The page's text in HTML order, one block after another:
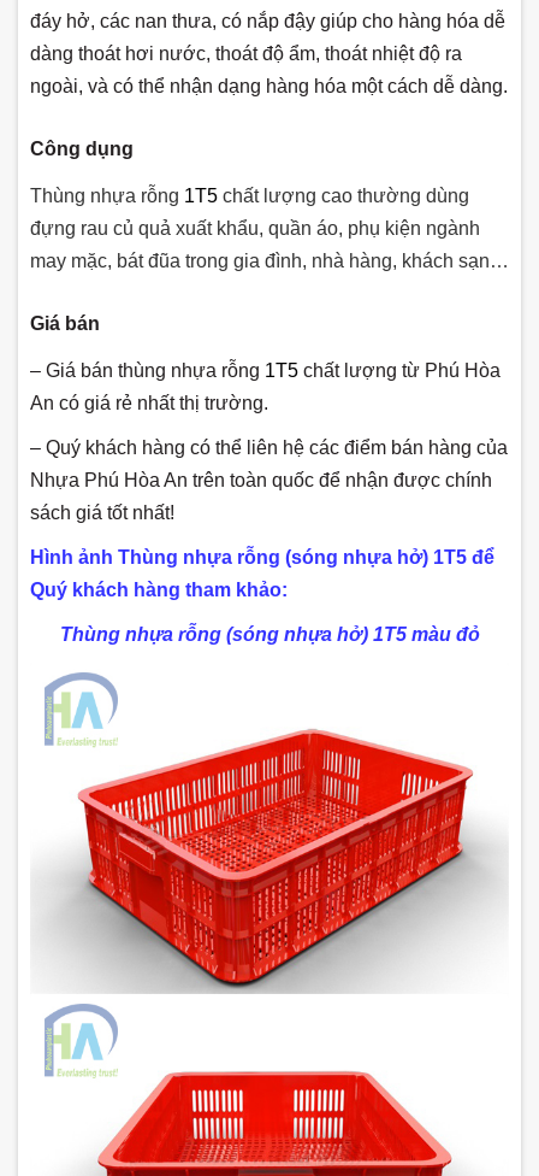
đáy hở, các nan thưa, có nắp đậy giúp cho hàng hóa dễ
dàng thoát hơi nước, thoát độ ẩm, thoát nhiệt độ ra
ngoài, và có thể nhận dạng hàng hóa một cách dễ dàng.
Công dụng
Thùng nhựa rỗng 1T5 chất lượng cao thường dùng
đựng rau củ quả xuất khẩu, quần áo, phụ kiện ngành
may mặc, bát đũa trong gia đình, nhà hàng, khách sạn…
Giá bán
– Giá bán thùng nhựa rỗng 1T5 chất lượng từ Phú Hòa
An có giá rẻ nhất thị trường.
– Quý khách hàng có thể liên hệ các điểm bán hàng của
Nhựa Phú Hòa An trên toàn quốc để nhận được chính
sách giá tốt nhất!
Hình ảnh Thùng nhựa rỗng (sóng nhựa hở) 1T5 để
Quý khách hàng tham khảo:
Thùng nhựa rỗng (sóng nhựa hở) 1T5màu đỏ